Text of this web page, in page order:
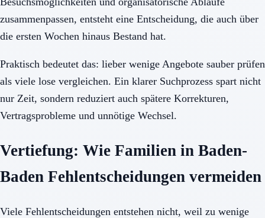
zusammenpassen, entsteht eine Entscheidung, die auch über
die ersten Wochen hinaus Bestand hat.
Praktisch bedeutet das: lieber wenige Angebote sauber prüfen
als viele lose vergleichen. Ein klarer Suchprozess spart nicht
nur Zeit, sondern reduziert auch spätere Korrekturen,
Vertragsprobleme und unnötige Wechsel.
Vertiefung: Wie Familien in Baden-
Baden Fehlentscheidungen vermeiden
Viele Fehlentscheidungen entstehen nicht, weil zu wenige